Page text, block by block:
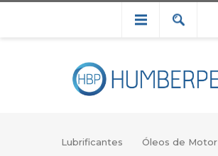
Lubrificantes Óleos de Motor